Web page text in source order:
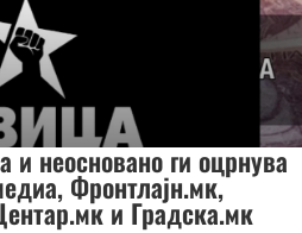
неосновано ги оцрнува
Фронтлајн.мк,
и Градска.мк